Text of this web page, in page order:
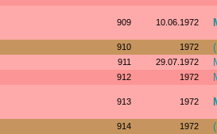
909 10.06.1972
910 1972
911 29.07.1972
912 1972
913 1972
914 1972